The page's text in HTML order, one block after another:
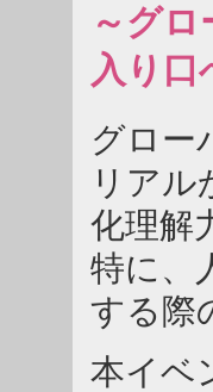
～グ
入り口
グロー
リアル
化理解
特に、
する際
本イベ